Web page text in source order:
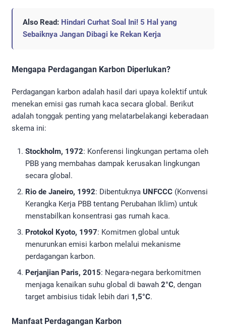
Also Read: Hindari Curhat Soal Ini! 5 Hal yang
Sebaiknya Jangan Dibagi ke Rekan Kerja
Mengapa Perdagangan Karbon Diperlukan?
Perdagangan karbon adalah hasil dari upaya kolektif untuk
menekan emisi gas rumah kaca secara global. Berikut
adalah tonggak penting yang melatarbelakangi keberadaan
skema ini:
Stockholm, 1972: Konferensi lingkungan pertama oleh
PBB yang membahas dampak kerusakan lingkungan
secara global.
Rio de Janeiro, 1992: DibentuknyaUNFCCC (Konvensi
Kerangka Kerja PBB tentang Perubahan Iklim) untuk
menstabilkan konsentrasi gas rumah kaca.
Protokol Kyoto, 1997: Komitmen global untuk
menurunkan emisi karbon melalui mekanisme
perdagangan karbon.
Perjanjian Paris, 2015: Negara-negara berkomitmen
menjaga kenaikan suhu global di bawah2°C, dengan
target ambisius tidak lebih dari 1,5°C.
Manfaat Perdagangan Karbon